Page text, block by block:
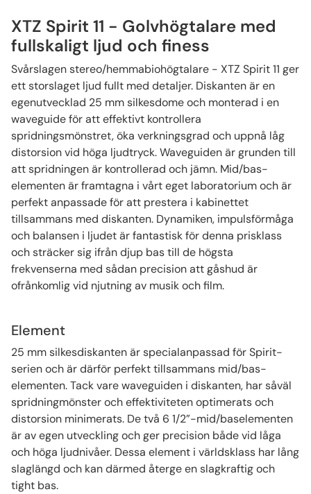
nära en vägg.
• Stabilt Kabinett:
Byggt i kraftig MDF med en 25mm tjock frontbaffel och
inre stagning för att effektivt döda resonanser som
annars riskerar att "smutsa ner" ljudet.
• Sömlöst Delningsfilter:
Ett påkostat filter med branta brantheter (vid 2100 Hz)
säkerställer en perfekt, fasriktig övergång mellan diskant
och bas för en naturtrogen röståtergivning.
• Premiumfinish:
Flerskiktslack i matt svart ger högtalarna ett tidlöst och
exklusivt utseende som smälter in som eleganta möbler i
vardagsrummet, helt utan störande ljusreflektioner i
biomörkret.
2.5-vägskonstruktionen går Spirit 11 så djupt i basen (34
Hz) att många helt väljer att skippa subwoofern vid ren
musiklyssning. Du får en komplett och fysisk upplevelse
direkt från frontarna."
XTZ Spirit 11 - Golvhögtalare med
fullskaligt ljud och finess
Svårslagen stereo/hemmabiohögtalare - XTZ Spirit 11 ger
ett storslaget ljud fullt med detaljer. Diskanten är en
egenutvecklad 25 mm silkesdome och monterad i en
waveguide för att effektivt kontrollera
spridningsmönstret, öka verkningsgrad och uppnå låg
distorsion vid höga ljudtryck. Waveguiden är grunden till
att spridningen är kontrollerad och jämn. Mid/bas-
elementen är framtagna i vårt eget laboratorium och är
perfekt anpassade för att prestera i kabinettet
tillsammans med diskanten. Dynamiken, impulsförmåga
och balansen i ljudet är fantastisk för denna prisklass
och sträcker sig ifrån djup bas till de högsta
frekvenserna med sådan precision att gåshud är
ofrånkomlig vid njutning av musik och film.
Element
25 mm silkesdiskanten är specialanpassad för Spirit-
serien och är därför perfekt tillsammans mid/bas-
elementen. Tack vare waveguiden i diskanten, har såväl
spridningmönster och effektiviteten optimerats och
distorsion minimerats. De två 6 1/2”-mid/baselementen
är av egen utveckling och ger precision både vid låga
och höga ljudnivåer. Dessa element i världsklass har lång
slaglängd och kan därmed återge en slagkraftig och
tight bas.